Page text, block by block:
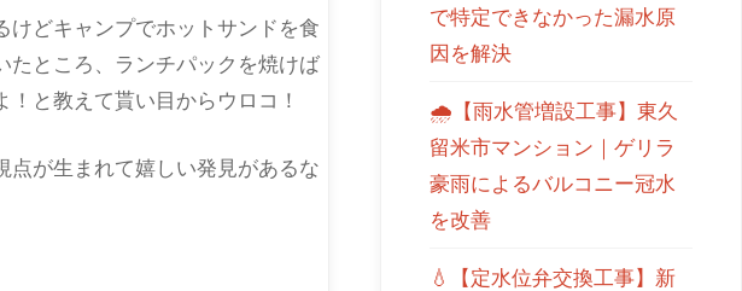
けどキャンプでホットサンドを食
たところ、ランチパックを焼けば
と教えて貰い目からウロコ！
点が生まれて嬉しい発見があるな
で特定できなかった漏水原
因を解決
🌧【雨水管増設工事】東久
留米市マンション｜ゲリラ
豪雨によるバルコニー冠水
を改善
💧【定水位弁交換工事】新